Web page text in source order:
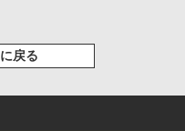
戻る